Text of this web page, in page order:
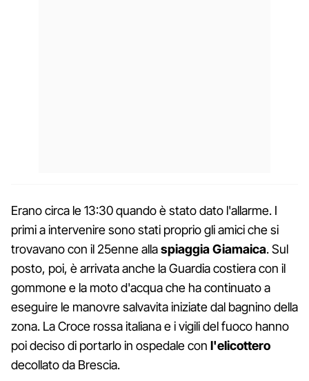
Erano circa le 13:30 quando è stato dato l'allarme. I
primi a intervenire sono stati proprio gli amici che si
trovavano con il 25enne allaspiaggia Giamaica. Sul
posto, poi, è arrivata anche la Guardia costiera con il
gommone e la moto d'acqua che ha continuato a
eseguire le manovre salvavita iniziate dal bagnino della
zona. La Croce rossa italiana e i vigili del fuoco hanno
poi deciso di portarlo in ospedale con l'elicottero
decollato da Brescia.